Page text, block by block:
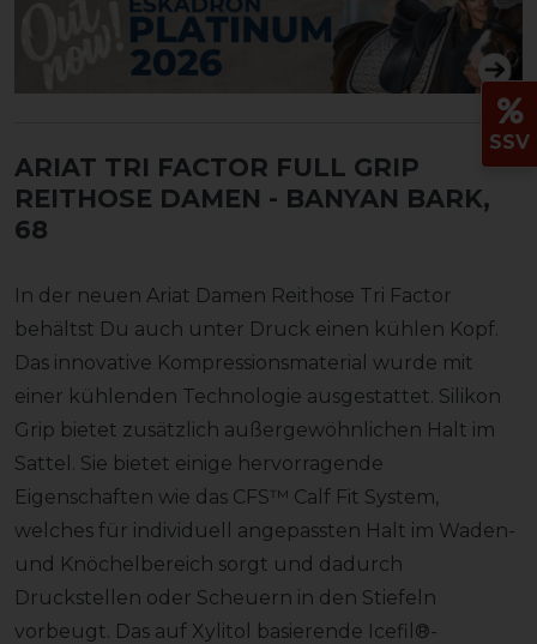
ARIAT TRI FACTOR FULL GRIP
REITHOSE DAMEN - BANYAN BARK,
68
In der neuen Ariat Damen Reithose Tri Factor
behältst Du auch unter Druck einen kühlen Kopf.
Das innovative Kompressionsmaterial wurde mit
einer kühlenden Technologie ausgestattet. Silikon
Grip bietet zusätzlich außergewöhnlichen Halt im
Sattel. Sie bietet einige hervorragende
Eigenschaften wie das CFS™ Calf Fit System,
welches für individuell angepassten Halt im Waden-
und Knöchelbereich sorgt und dadurch
Druckstellen oder Scheuern in den Stiefeln
vorbeugt. Das auf Xylitol basierende Icefil®-
SSV